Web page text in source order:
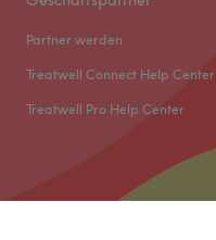
Partner werden
Treatwell Connect Help Center
Treatwell Pro Help Center